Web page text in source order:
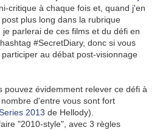
critique à chaque fois et, quand j'en
plus long dans la rubrique
je parlerai de ces films et du défi en
#SecretDiary, donc si vous
au débat post-visionnage
pouvez évidemment relever ce défi à
d'entre vous sont fort
2013 de Hellody).
"2010-style", avec 3 règles